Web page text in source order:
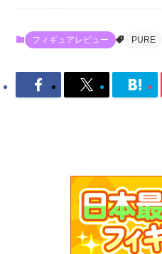
フィギュアレビュー PURE